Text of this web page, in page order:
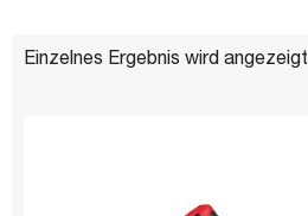
Einzelnes Ergebnis wird angezeigt